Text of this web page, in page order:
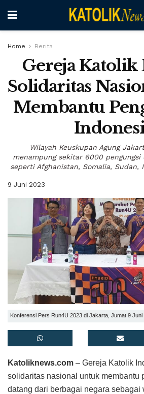
Home Berita
Gereja
Solidaritas
Membantu
Wilayah Keuskupan Agung
menampung sekitar 6000 pengungsi
seperti Afghanistan, Somalia, Sudan,
9 Juni 2023
Konferensi Pers Run4U 2023 di Jakarta, Jumat 9 Juni
Katoliknews.com – Gereja Katolik
solidaritas nasional untuk membantu
datang dari berbagai negara sebagai